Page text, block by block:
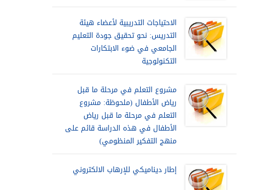
الاحتياجات التدريبية لأعضاء هيئة
التدريس: نحو تحقيق جودة التعليم
الجامعي في ضوء الابتكارات
التكنولوجية
مشروع التعلم في مرحلة ما قبل
رياض الأطفال (ملحوظة: مشروع
التعلم في مرحلة ما قبل رياض
الأطفال في هذه الدراسة قائم على
منهج التفكير المنظومي)
إطار ديناميكي للإرهاب الالكتروني